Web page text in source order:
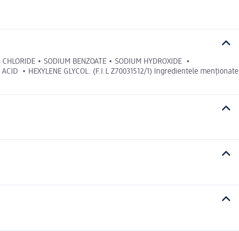
• SODIUM BENZOATE • SODIUM HYDROXIDE •
ACID • HEXYLENE GLYCOL. (F.I.L Z70031512/1) Ingredientele menționate